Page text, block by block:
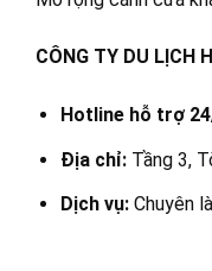
CÔNG TY DU LỊCH
Hotline hỗ trợ
Địa chỉ:Tầng 3,
Dịch vụ:Chuyên